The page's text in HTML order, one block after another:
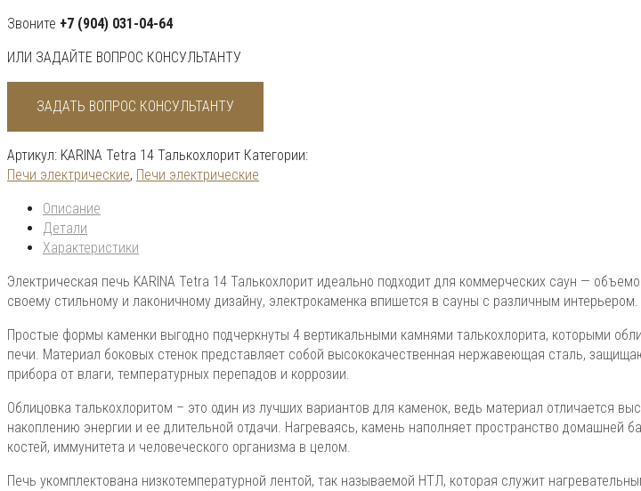
Звоните +7 (904) 031-04-64
ИЛИ ЗАДАЙТЕ ВОПРОС КОНСУЛЬТАНТУ
ЗАДАТЬ ВОПРОС КОНСУЛЬТАНТУ
Артикул: KARINA Tetra 14 Талькохлорит Категории:
Печи электрические, Печи электрические
Описание
Детали
Характеристики
Электрическая печь KARINA Tetra 14 Талькохлорит идеально подходит для коммерческих саун —
своему стильному и лаконичному дизайну, электрокаменка впишется в сауны с различным интерьером.
Простые формы каменки выгодно подчеркнуты 4 вертикальными камнями талькохлорита, которыми
печи. Материал боковых стенок представляет собой высококачественная нержавеющая сталь,
прибора от влаги, температурных перепадов и коррозии.
Облицовка талькохлоритом – это один из лучших вариантов для каменок, ведь материал отличается
накоплению энергии и ее длительной отдачи. Нагреваясь, камень наполняет пространство домашней
костей, иммунитета и человеческого организма в целом.
Печь укомплектована низкотемпературной лентой, так называемой НТЛ, которая служит